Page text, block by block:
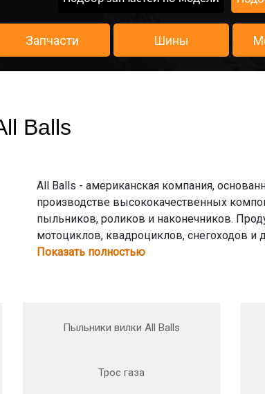
Запчасти Шины
Balls
All Balls - американская компания,
производстве высококачественных
пыльников, роликов и наконечников.
мотоциклов, квадроциклов, снегоходов и
Показать полностью
Пыльники вилки All Balls
Трос газа